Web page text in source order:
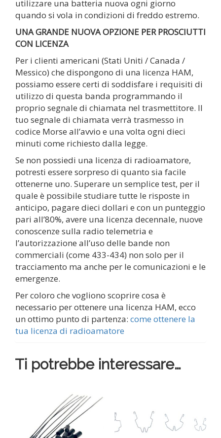
utilizzare una batteria nuova ogni giorno
quando si vola in condizioni di freddo estremo.
UNA GRANDE NUOVA OPZIONE PER PROSCIUTTI
CON LICENZA
Per i clienti americani (Stati Uniti / Canada /
Messico) che dispongono di una licenza HAM,
possiamo essere certi di soddisfare i requisiti di
utilizzo di questa banda programmando il
proprio segnale di chiamata nel trasmettitore. Il
tuo segnale di chiamata verrà trasmesso in
codice Morse all’avvio e una volta ogni dieci
minuti come richiesto dalla legge.
Se non possiedi una licenza di radioamatore,
potresti essere sorpreso di quanto sia facile
ottenerne uno. Superare un semplice test, per il
quale è possibile studiare tutte le risposte in
anticipo, pagare dieci dollari e con un punteggio
pari all’80%, avere una licenza decennale, nuove
conoscenze sulla radio telemetria e
l’autorizzazione all’uso delle bande non
commerciali (come 433-434) non solo per il
tracciamento ma anche per le comunicazioni e le
emergenze.
Per coloro che vogliono scoprire cosa è
necessario per ottenere una licenza HAM, ecco
un ottimo punto di partenza: come ottenere la
tua licenza di radioamatore
Ti potrebbe interessare…